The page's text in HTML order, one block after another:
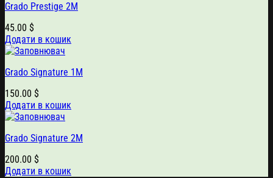
Grado Prestige 2M
45.00 $
Додати в кошик
Grado Signature 1M
150.00 $
Додати в кошик
Grado Signature 2M
200.00 $
Додати в кошик